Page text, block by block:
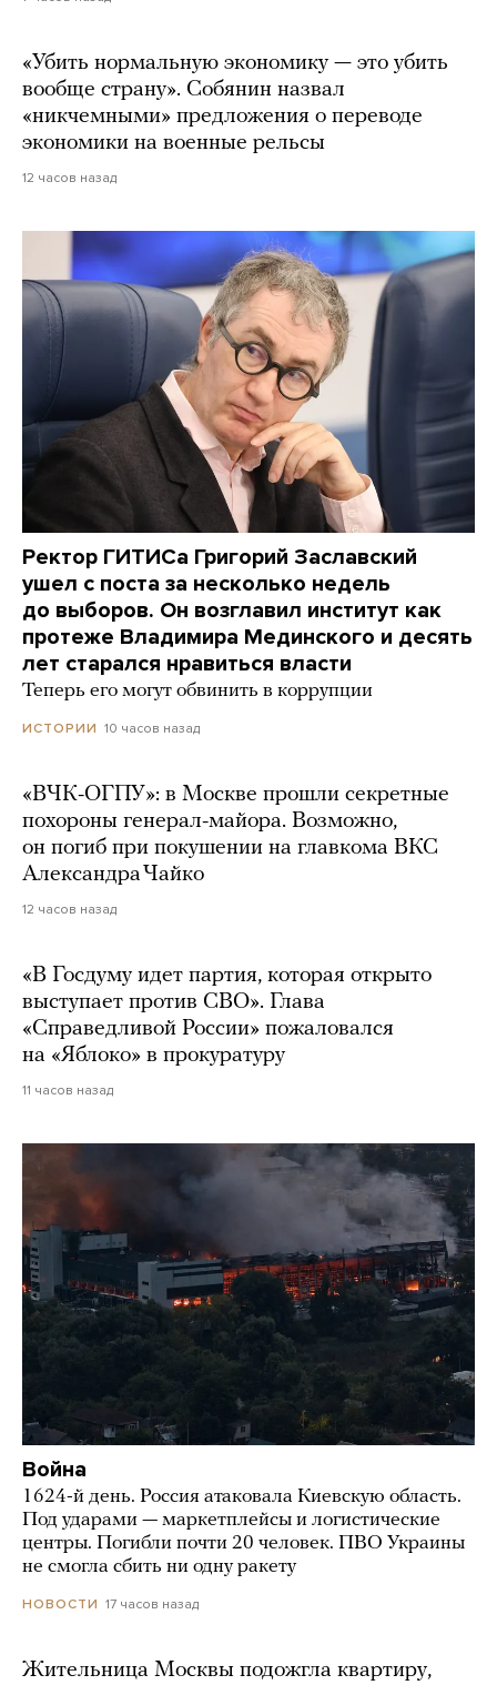
«Убить нормальную экономику — это убить
вообще страну». Собянин назвал
«никчемными» предложения о переводе
экономики на военные рельсы
12 часов назад
Ректор ГИТИСа Григорий Заславский
ушел с поста за несколько недель
до выборов. Он возглавил институт как
протеже Владимира Мединского и десять
лет старался нравиться власти
Теперь его могут обвинить в коррупции
ИСТОРИИ 10 часов назад
«ВЧК-ОГПУ»: в Москве прошли секретные
похороны генерал-майора. Возможно,
он погиб при покушении на главкома ВКС
Александра Чайко
12 часов назад
«В Госдуму идет партия, которая открыто
выступает против СВО». Глава
«Справедливой России» пожаловался
на «Яблоко» в прокуратуру
11 часов назад
Война
1624-й день. Россия атаковала Киевскую область.
Под ударами — маркетплейсы и логистические
центры. Погибли почти 20 человек. ПВО Украины
не смогла сбить ни одну ракету
НОВОСТИ 17 часов назад
Жительница Москвы подожгла квартиру,